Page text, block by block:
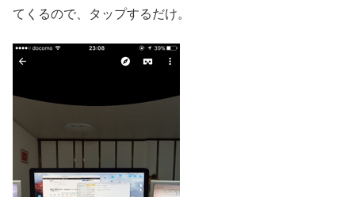
てくるので、タップするだけ。